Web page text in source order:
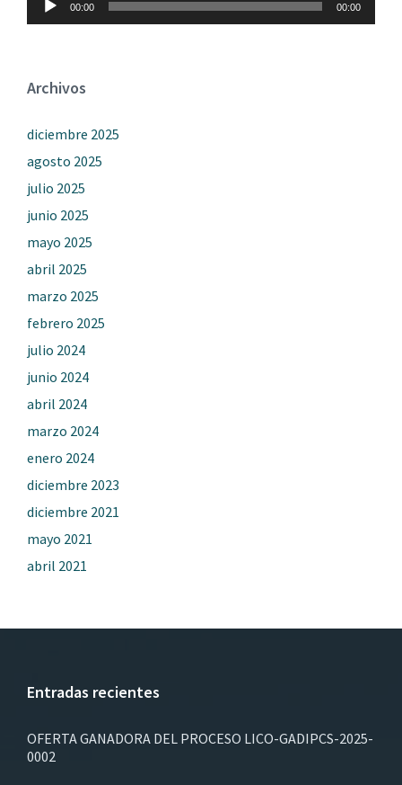
audio
00:00 00:00
Archivos
diciembre 2025
agosto 2025
julio 2025
junio 2025
mayo 2025
abril 2025
marzo 2025
febrero 2025
julio 2024
junio 2024
abril 2024
marzo 2024
enero 2024
diciembre 2023
diciembre 2021
mayo 2021
abril 2021
Entradas recientes
OFERTA GANADORA DEL PROCESO LICO-GADIPCS-2025-
0002